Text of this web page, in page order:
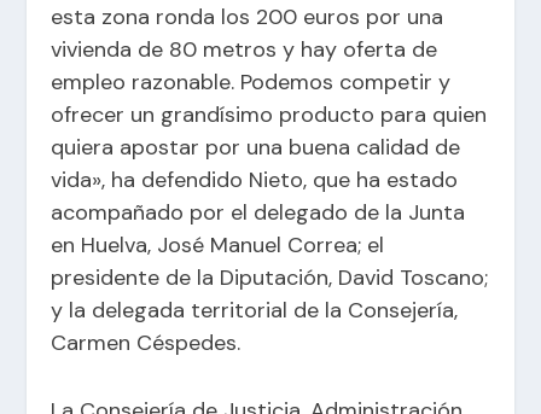
esta zona ronda los 200 euros por una
vivienda de 80 metros y hay oferta de
empleo razonable. Podemos competir y
ofrecer un grandísimo producto para quien
quiera apostar por una buena calidad de
vida», ha defendido Nieto, que ha estado
acompañado por el delegado de la Junta
en Huelva, José Manuel Correa; el
presidente de la Diputación, David Toscano;
y la delegada territorial de la Consejería,
Carmen Céspedes.